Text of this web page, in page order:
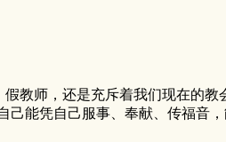
师，还是充斥着我们现在的教
能凭自己服事、奉献、传福音